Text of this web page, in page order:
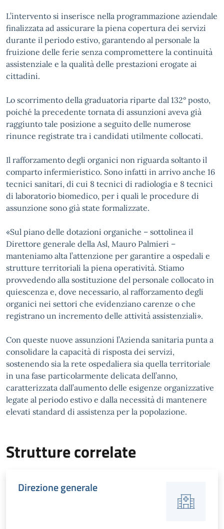
L’intervento si inserisce nella programmazione aziendale
finalizzata ad assicurare la piena copertura dei servizi
durante il periodo estivo, garantendo al personale la
fruizione delle ferie senza compromettere la continuità
assistenziale e la qualità delle prestazioni erogate ai
cittadini.
Lo scorrimento della graduatoria riparte dal 132° posto,
poiché la precedente tornata di assunzioni aveva già
raggiunto tale posizione a seguito delle numerose
rinunce registrate tra i candidati utilmente collocati.
Il rafforzamento degli organici non riguarda soltanto il
comparto infermieristico. Sono infatti in arrivo anche 16
tecnici sanitari, di cui 8 tecnici di radiologia e 8 tecnici
di laboratorio biomedico, per i quali le procedure di
assunzione sono già state formalizzate.
«Sul piano delle dotazioni organiche – sottolinea il
Direttore generale della Asl, Mauro Palmieri –
manteniamo alta l’attenzione per garantire a ospedali e
strutture territoriali la piena operatività. Stiamo
provvedendo alla sostituzione del personale collocato in
quiescenza e, dove necessario, al rafforzamento degli
organici nei settori che evidenziano carenze o che
registrano un incremento delle attività assistenziali».
Con queste nuove assunzioni l’Azienda sanitaria punta a
consolidare la capacità di risposta dei servizi,
sostenendo sia la rete ospedaliera sia quella territoriale
in una fase particolarmente delicata dell’anno,
caratterizzata dall’aumento delle esigenze organizzative
legate al periodo estivo e dalla necessità di mantenere
elevati standard di assistenza per la popolazione.
Strutture correlate
Direzione generale